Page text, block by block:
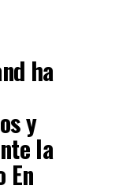
ha
y
la
En